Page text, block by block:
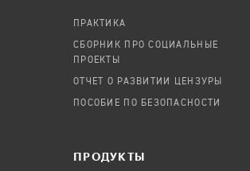
ПРАКТИКА
СБОРНИК ПРО СОЦИАЛЬНЫЕ
ПРОЕКТЫ
ОТЧЕТ О РАЗВИТИИ ЦЕНЗУРЫ
ПОСОБИЕ ПО БЕЗОПАСНОСТИ
ПРОДУКТЫ